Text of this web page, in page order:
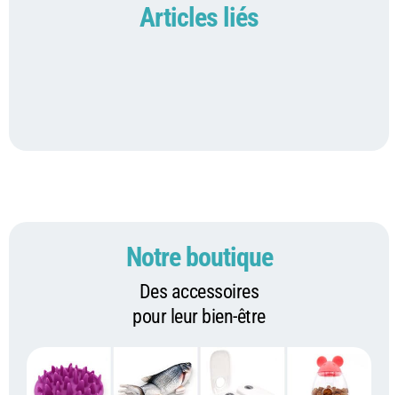
Articles liés
Notre boutique
Des accessoires
pour leur bien-être